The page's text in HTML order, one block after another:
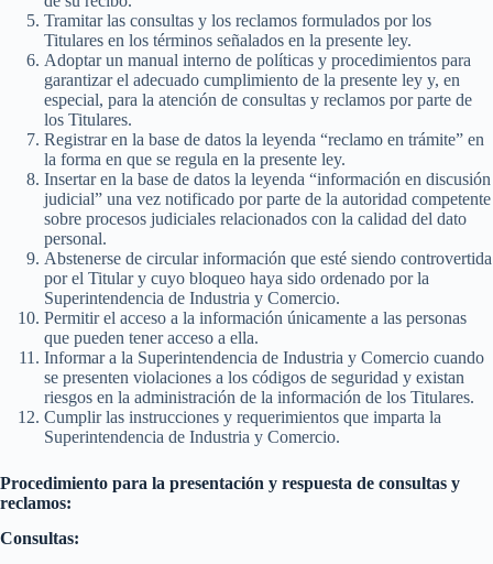
Tramitar las consultas y los reclamos formulados por los
Titulares en los términos señalados en la presente ley.
Adoptar un manual interno de políticas y procedimientos para
garantizar el adecuado cumplimiento de la presente ley y, en
especial, para la atención de consultas y reclamos por parte de
los Titulares.
Registrar en la base de datos la leyenda “reclamo en trámite” en
la forma en que se regula en la presente ley.
Insertar en la base de datos la leyenda “información en discusión
judicial” una vez notificado por parte de la autoridad competente
sobre procesos judiciales relacionados con la calidad del dato
personal.
Abstenerse de circular información que esté siendo controvertida
por el Titular y cuyo bloqueo haya sido ordenado por la
Superintendencia de Industria y Comercio.
Permitir el acceso a la información únicamente a las personas
que pueden tener acceso a ella.
Informar a la Superintendencia de Industria y Comercio cuando
se presenten violaciones a los códigos de seguridad y existan
riesgos en la administración de la información de los Titulares.
Cumplir las instrucciones y requerimientos que imparta la
Superintendencia de Industria y Comercio.
Procedimiento para la presentación y respuesta de consultas y
reclamos:
Consultas: